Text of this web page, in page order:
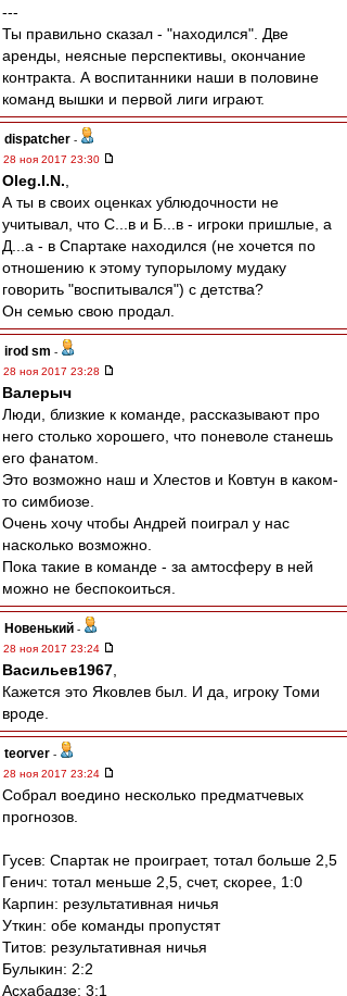
---
Ты правильно сказал - "находился". Две
аренды, неясные перспективы, окончание
контракта. А воспитанники наши в половине
команд вышки и первой лиги играют.
dispatcher -
28 ноя 2017 23:30
Oleg.I.N.
А ты в своих оценках ублюдочности не
учитывал, что С...в и Б...в - игроки пришлые, а
Д...а - в Спартаке находился (не хочется по
отношению к этому тупорылому мудаку
говорить "воспитывался") с детства?
Он семью свою продал.
irod sm -
28 ноя 2017 23:28
Валерыч
Люди, близкие к команде, рассказывают про
него столько хорошего, что поневоле станешь
его фанатом.
Это возможно наш и Хлестов и Ковтун в каком-
то симбиозе.
Очень хочу чтобы Андрей поиграл у нас
насколько возможно.
Пока такие в команде - за амтосферу в ней
можно не беспокоиться.
Новенький -
28 ноя 2017 23:24
Васильев1967
Кажется это Яковлев был. И да, игроку Томи
вроде.
teorver -
28 ноя 2017 23:24
Собрал воедино несколько предматчевых
прогнозов.
Гусев: Спартак не проиграет, тотал больше 2,5
Генич: тотал меньше 2,5, счет, скорее, 1:0
Карпин: результативная ничья
Уткин: обе команды пропустят
Титов: результативная ничья
Булыкин: 2:2
Асхабадзе: 3:1